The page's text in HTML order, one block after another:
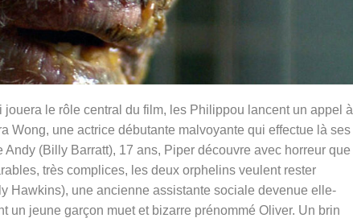
jouera le rôle central du film, les Philippou lancent un appel à
Wong, une actrice débutante malvoyante qui effectue là ses
(Billy Barratt), 17 ans, Piper découvre avec horreur que
très complices, les deux orphelins veulent rester
Hawkins), une ancienne assistante sociale devenue elle-
un jeune garçon muet et bizarre prénommé Oliver. Un brin